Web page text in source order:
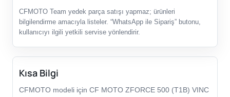
CFMOTO Team yedek parça satışı yapmaz; ürünleri
bilgilendirme amacıyla listeler. “WhatsApp ile Sipariş” butonu,
kullanıcıyı ilgili yetkili servise yönlendirir.
Kısa Bilgi
CFMOTO modeli için CF MOTO ZFORCE 500 (T1B) VINC